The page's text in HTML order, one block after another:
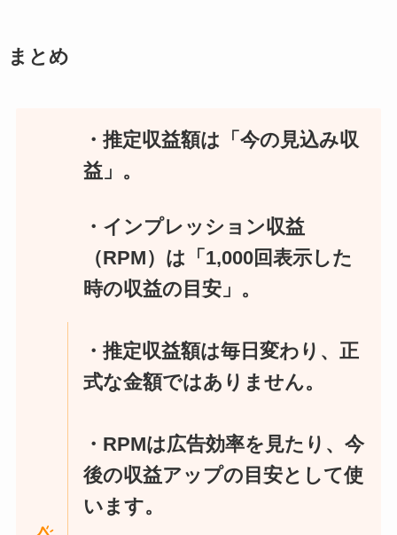
まとめ
・推定収益額は「今の見込み収
益」。
・インプレッション収益
（RPM）は「1,000回表示した
時の収益の目安」。
・推定収益額は毎日変わり、正
式な金額ではありません。
・RPMは広告効率を見たり、今
後の収益アップの目安として使
います。